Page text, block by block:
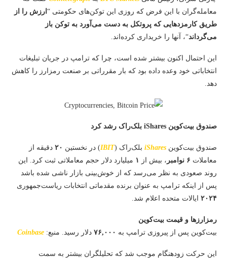
معامله‌گران با این فرض که روزی این توکن‌های حکومتی “ ارزش را از
طریق کارمزدهایی که پروتکل به دست می‌آورد به توکن باز
می‌گرداند“، آنها را خریداری کرده‌اند.
این احتمال اکنون بیشتر شده است، چرا که ترامپ در جریان تبلیغات
انتخاباتی خود وعده داده بود که بار مقرراتی بر صنعت رمزارز را کاهش
دهد.
صندوق بیت‌کوین iShares بلک‌راک رشد کرد
صندوق بیت‌کوین iShares بلک‌راک (IBIT) در نخستین ۲۰ دقیقه از
معاملات ۶ نوامبر ، بیش از ۱ میلیارد دلار حجم معاملاتی ثبت کرد. این
روند صعودی به نظر می‌رسد که از خوش‌بینی بازار ناشی شده باشد
پس از اینکه ترامپ به عنوان برنده مقدماتی انتخابات ریاست‌جمهوری
۲۰۲۴ ایالات متحده اعلام شد.
رمزارزها و قیمت بیت‌کوین
بیت‌کوین پس از پیروزی ترامپ به ۷۶,۰۰۰ دلار رسید. منبع: Coinbase
این حرکت زودهنگام موجب شد که تحلیلگران بیشتر به سمت